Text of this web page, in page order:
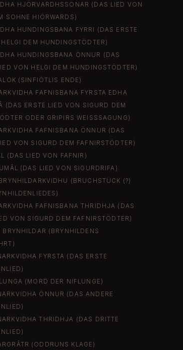
HJÖRVARDHSSONAR (DAS LIED VON
SOHNE HIÖRWARDS)
HUNDINGSBANA FYRRI (DAS ERSTE
DEM HUNDINGSTÖDTER)
HUNDINGSBANA ÖNNUR (DAS
VON HELGI DEM HUNDINGSTÖDTER)
(SINFIÖTLIS ENDE)
FAFNISBANA FYRSTA EDHA
(DAS ERSTE LIED VON SIGURD DEM
ODER GRIPIRS WEISSSAGUNG)
FAFNISBANA ÖNNUR (DAS
VON SIGURD DEM FAFNIRSTÖDTER)
(DAS LIED VON FAFNIR)
(DAS LIED VON SIGURDRIFA)
(BRUCHSTÜCK (?)
FAFNISBANA THRIDHJA (DAS
VON SIGURD DEM FAFNIRSTÖDTER)
BRYNHILDAR (BRYNHILDENS
FYRSTA (DAS ERSTE
(MORD DER NIFLUNGE)
ÖNNUR (DAS ANDERE
THRIDHJA (DAS DRITTE
(ODDRUNS KLAGE)